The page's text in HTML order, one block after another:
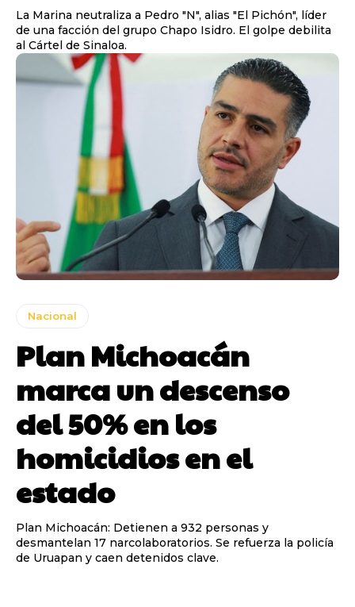
La Marina neutraliza a Pedro "N", alias "El Pichón", líder
de una facción del grupo Chapo Isidro. El golpe debilita
al Cártel de Sinaloa.
Nacional
Plan Michoacán
marca un descenso
del 50% en los
homicidios en el
estado
Plan Michoacán: Detienen a 932 personas y
desmantelan 17 narcolaboratorios. Se refuerza la policía
de Uruapan y caen detenidos clave.